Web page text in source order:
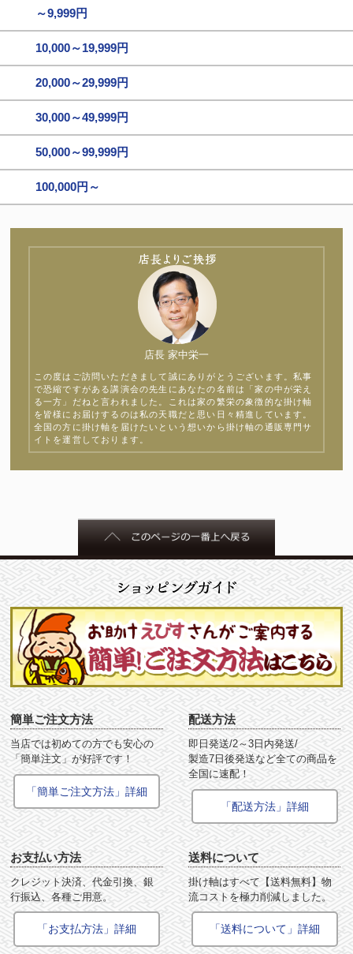
～9,999円
10,000～19,999円
20,000～29,999円
30,000～49,999円
50,000～99,999円
100,000円～
店長 家中栄一
この度はご訪問いただきまして誠にありがとうございます。私事
で恐縮ですがある講演会の先生にあなたの名前は「家の中が栄え
る一方」だねと言われました。これは家の繁栄の象徴的な掛け軸
を皆様にお届けするのは私の天職だと思い日々精進しています。
全国の方に掛け軸を届けたいという想いから掛け軸の通販専門サ
イトを運営しております。
簡単ご注文方法
当店では初めての方でも安心の
「簡単注文」が好評です！
「簡単ご注文方法」詳細
配送方法
即日発送/2～3日内発送/
製造7日後発送など全ての商品を
全国に速配！
「配送方法」詳細
お支払い方法
クレジット決済、代金引換、銀
行振込、各種ご用意。
「お支払方法」詳細
送料について
掛け軸はすべて【送料無料】物
流コストを極力削減しました。
「送料について」詳細